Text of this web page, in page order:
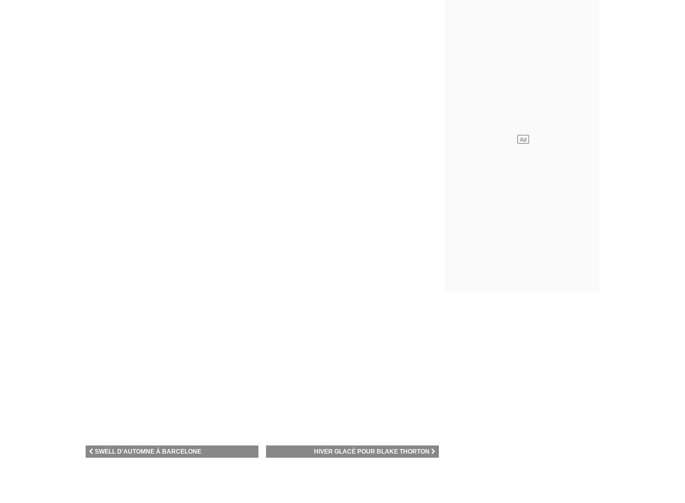
HIVER GLACÉ POUR BLAKE THORTON
SWELL D'AUTOMNE À BARCELONE